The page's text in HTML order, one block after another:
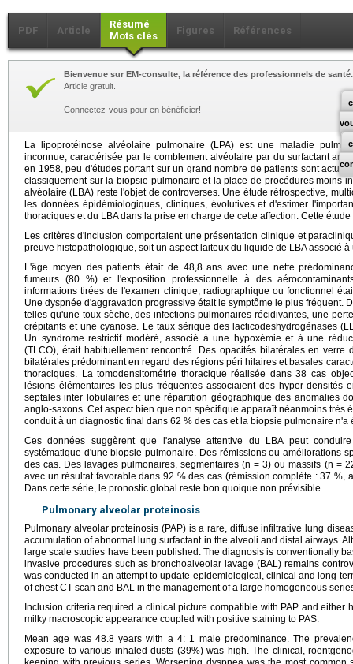
PDF Article
Résumé
Mots clés
Figures Références
Bienvenue sur EM-consulte, la référence des professionnels de santé.
Article gratuit.
Connectez-vous pour en bénéficier!
La lipoprotéinose alvéolaire pulmonaire (LPA) est une maladie
inconnue, caractérisée par le comblement alvéolaire par du surfactant
en 1958, peu d'études portant sur un grand nombre de patients sont
classiquement sur la biopsie pulmonaire et la place de procédures moins
alvéolaire (LBA) reste l'objet de controverses. Une étude rétrospective,
les données épidémiologiques, cliniques, évolutives et d'estimer
thoraciques et du LBA dans la prise en charge de cette affection. Cette
Les critères d'inclusion comportaient une présentation clinique et
preuve histopathologique, soit un aspect laiteux du liquide de LBA associé
L'âge moyen des patients était de 48,8 ans avec une nette
fumeurs (80 %) et l'exposition professionnelle à des
informations tirées de l'examen clinique, radiographique ou fonctionnel
Une dyspnée d'aggravation progressive était le symptôme le plus fréquent.
telles qu'une toux sèche, des infections pulmonaires récidivantes, une
crépitants et une cyanose. Le taux sérique des lacticodeshydrogénases
Un syndrome restrictif modéré, associé à une hypoxémie et à une
(TLCO), était habituellement rencontré. Des opacités bilatérales en verre
bilatérales prédominant en regard des régions péri hilaires et basales
thoraciques. La tomodensitométrie thoracique réalisée dans 38 cas
lésions élémentaires les plus fréquentes associaient des hyper densités
septales inter lobulaires et une répartition géographique des anomalies
anglo-saxons. Cet aspect bien que non spécifique apparaît néanmoins très
conduit à un diagnostic final dans 62 % des cas et la biopsie pulmonaire
Ces données suggèrent que l'analyse attentive du LBA peut
systématique d'une biopsie pulmonaire. Des rémissions ou améliorations
des cas. Des lavages pulmonaires, segmentaires (n = 3) ou massifs (n =
avec un résultat favorable dans 92 % des cas (rémission complète : 37 %,
Dans cette série, le pronostic global reste bon quoique non prévisible.
Pulmonary alveolar proteinosis
Pulmonary alveolar proteinosis (PAP) is a rare, diffuse infiltrative lung
accumulation of abnormal lung surfactant in the alveoli and distal airways.
large scale studies have been published. The diagnosis is conventionally
invasive procedures such as bronchoalveolar lavage (BAL) remains
was conducted in an attempt to update epidemiological, clinical and long
of chest CT scan and BAL in the management of a large homogeneous
Inclusion criteria required a clinical picture compatible with PAP and either
milky macroscopic appearance coupled with positive staining to PAS.
Mean age was 48.8 years with a 4: 1 male predominance. The
exposure to various inhaled dusts (39%) was high. The clinical,